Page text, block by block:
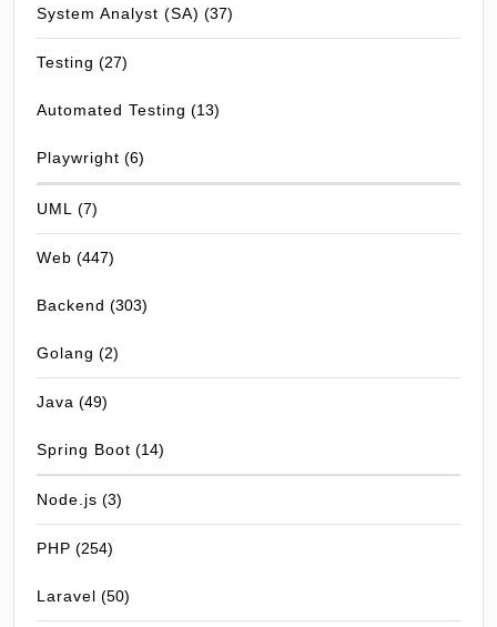
System Analyst (SA) (37)
Testing (27)
Automated Testing (13)
Playwright (6)
UML (7)
Web (447)
Backend (303)
Golang (2)
Java (49)
Spring Boot (14)
Node.js (3)
PHP (254)
Laravel (50)